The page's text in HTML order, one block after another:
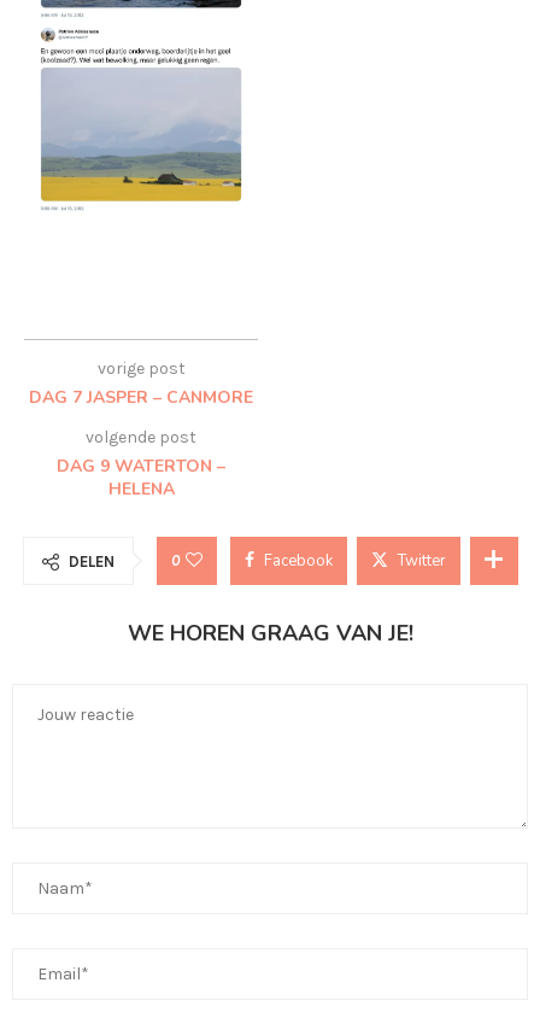
vorige post
DAG 7 JASPER – CANMORE
volgende post
DAG 9 WATERTON –
HELENA
DELEN 0 Facebook Twitter
WE HOREN GRAAG VAN JE!